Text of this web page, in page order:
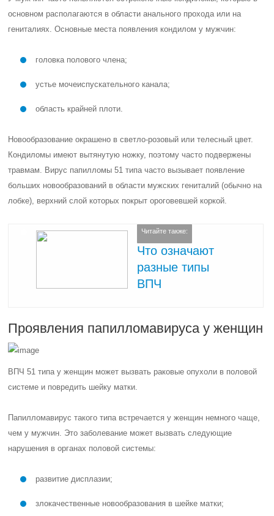
основном располагаются в области анального прохода или на
гениталиях. Основные места появления кондилом у мужчин:
головка полового члена;
устье мочеиспускательного канала;
область крайней плоти.
Новообразование окрашено в светло-розовый или телесный цвет.
Кондиломы имеют вытянутую ножку, поэтому часто подвержены
травмам. Вирус папилломы 51 типа часто вызывает появление
больших новообразований в области мужских гениталий (обычно на
лобке), верхний слой которых покрыт ороговевшей коркой.
Читайте также:
Что означают
разные типы
ВПЧ
Проявления папилломавируса у женщин
ВПЧ 51 типа у женщин может вызвать раковые опухоли в половой
системе и повредить шейку матки.
Папилломавирус такого типа встречается у женщин немного чаще,
чем у мужчин. Это заболевание может вызвать следующие
нарушения в органах половой системы:
развитие дисплазии;
злокачественные новообразования в шейке матки;